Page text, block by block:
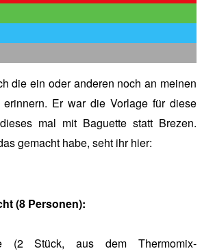
die ein oder anderen noch an meinen
erinnern. Er war die Vorlage für diese
mal mit Baguette statt Brezen.
gemacht habe, seht ihr hier:
(8 Personen):
(2 Stück, aus dem Thermomix-